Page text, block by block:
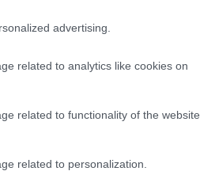
advertising.
related to analytics like cookies on
related to functionality of the website
related to personalization.